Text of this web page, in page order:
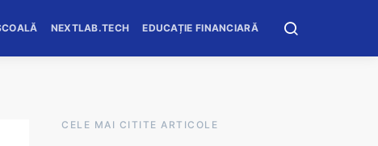
NEXTLAB.TECH EDUCAȚIE FINANCIARĂ
CELE MAI CITITE ARTICOLE